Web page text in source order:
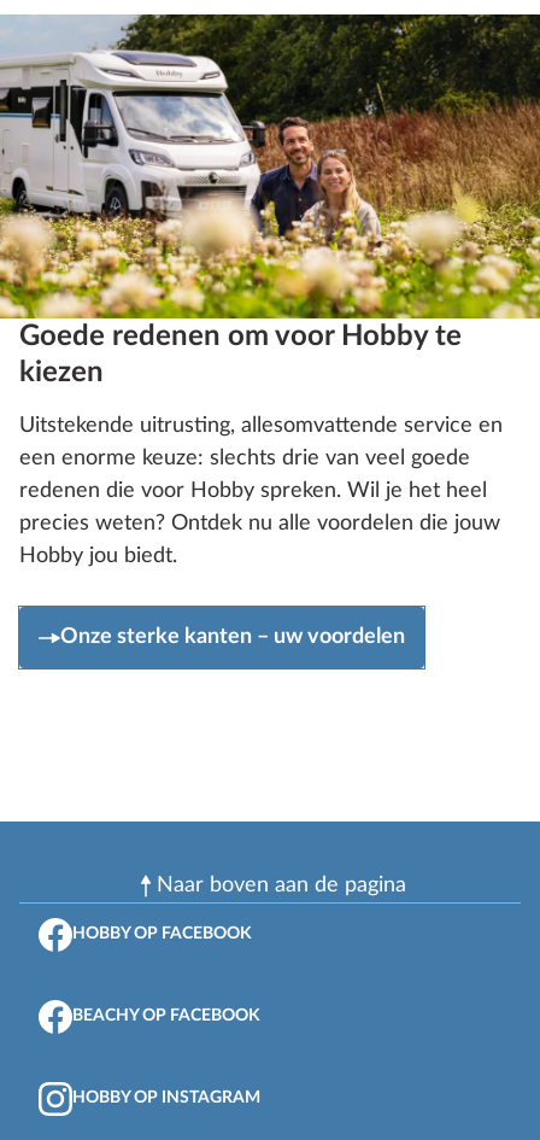
Goede redenen om voor Hobby te
kiezen
Uitstekende uitrusting, allesomvattende service en
een enorme keuze: slechts drie van veel goede
redenen die voor Hobby spreken. Wil je het heel
precies weten? Ontdek nu alle voordelen die jouw
Hobby jou biedt.
Onze sterke kanten – uw voordelen
Naar boven aan de pagina
HOBBY OP FACEBOOK
BEACHY OP FACEBOOK
HOBBY OP INSTAGRAM